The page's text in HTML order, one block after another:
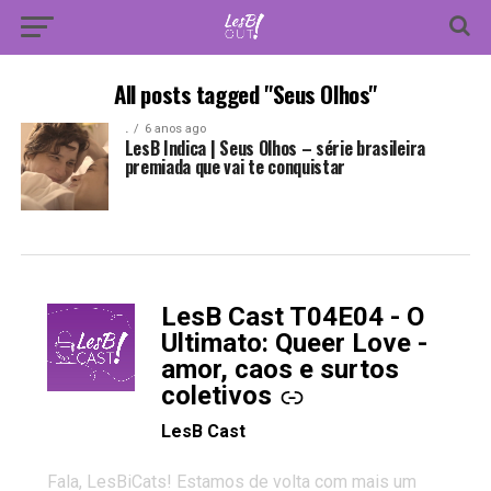
All posts tagged "Seus Olhos"
. 6 anos ago
LesB Indica | Seus Olhos – série brasileira
premiada que vai te conquistar
LesB Cast T04E04 - O
Ultimato: Queer Love -
amor, caos e surtos
coletivos
-
LesB Cast
Fala, LesBiCats! Estamos de volta com mais um